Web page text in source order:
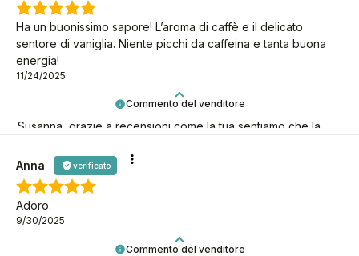
Commento del venditore
Susanna, grazie a recensioni come la tua sentiamo che la
con noi!
Ha un buonissimo sapore! L’aroma di caffè e il delicato
sentore di vaniglia. Niente picchi da caffeina e tanta buona
energia!
11/24/2025
Commento del venditore
Anna verificato
Adoro.
9/30/2025